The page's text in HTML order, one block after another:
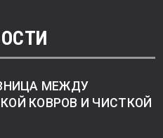
МЕЖДУ
КОВРОВ И ЧИСТКОЙ